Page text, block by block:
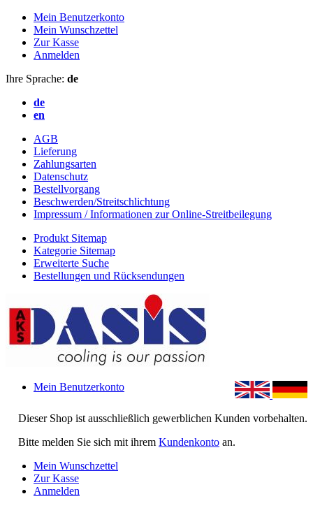
Mein Benutzerkonto
Mein Wunschzettel
Zur Kasse
Anmelden
Ihre Sprache: de
de
en
AGB
Lieferung
Zahlungsarten
Datenschutz
Bestellvorgang
Beschwerden/Streitschlichtung
Impressum / Informationen zur Online-Streitbeilegung
Produkt Sitemap
Kategorie Sitemap
Erweiterte Suche
Bestellungen und Rücksendungen
Dieser Shop ist ausschließlich gewerblichen Kunden vorbehalten.
Bitte melden Sie sich mit ihrem Kundenkonto an.
Mein Benutzerkonto
Mein Wunschzettel
Zur Kasse
Anmelden